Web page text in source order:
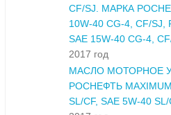
CF/SJ. МАРКА
10W-40 CG-4, CF/
SAE 15W-40 CG-4,
2017 год
МАСЛО МОТОРНОЕ
РОСНЕФТЬ
SL/CF, SAE 5W-40 SL/